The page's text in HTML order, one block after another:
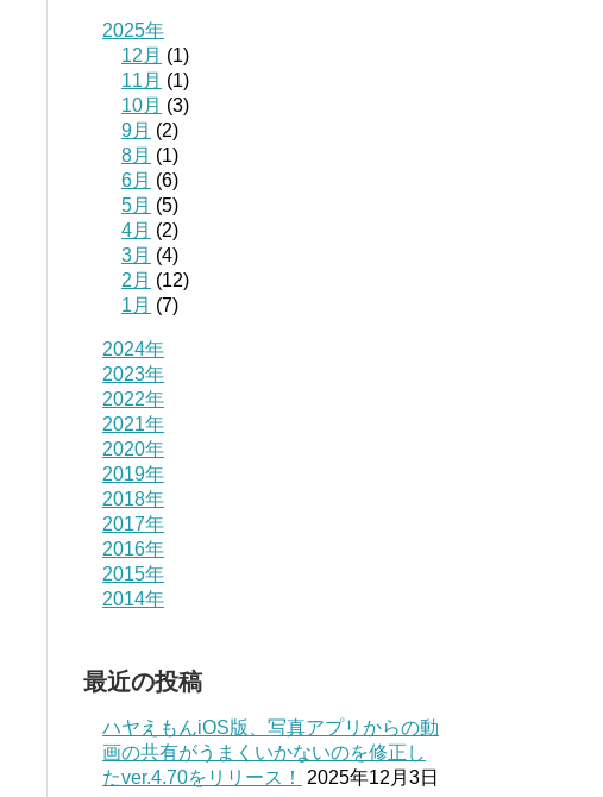
2025年
12月 (1)
11月 (1)
10月 (3)
9月 (2)
8月 (1)
6月 (6)
5月 (5)
4月 (2)
3月 (4)
2月 (12)
1月 (7)
2024年
2023年
2022年
2021年
2020年
2019年
2018年
2017年
2016年
2015年
2014年
最近の投稿
ハヤえもんiOS版、写真アプリからの動
画の共有がうまくいかないのを修正し
たver.4.70をリリース！
2025年12月3日